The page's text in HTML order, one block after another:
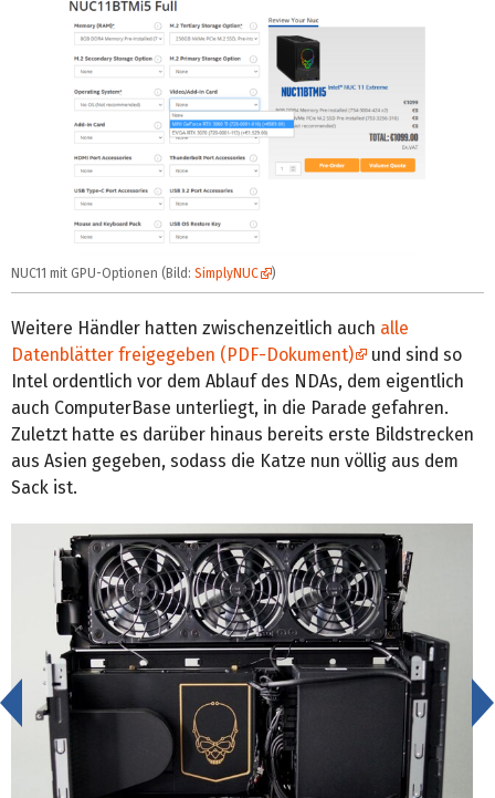
NUC11 mit GPU-Optionen (Bild: SimplyNUC )
Weitere Händler hatten zwischenzeitlich auch alle
Datenblätter freigegeben (PDF-Dokument)
und sind so
Intel ordentlich vor dem Ablauf des NDAs, dem eigentlich
auch ComputerBase unterliegt, in die Parade gefahren.
Zuletzt hatte es darüber hinaus bereits erste Bildstrecken
aus Asien gegeben, sodass die Katze nun völlig aus dem
Sack ist.
<